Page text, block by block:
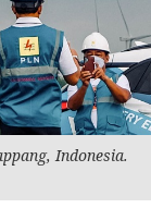
Indonesia.